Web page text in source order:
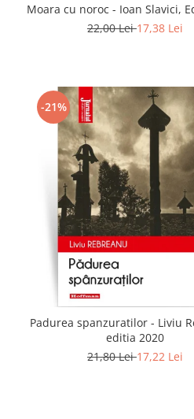
Moara cu noroc - Ioan Slavici,
22,00 Lei17,38 Lei
-21%
Padurea spanzuratilor - Liviu
editia 2020
21,80 Lei17,22 Lei